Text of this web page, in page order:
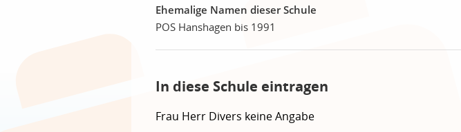
Ehemalige Namen dieser Schule
POS Hanshagen bis 1991
In diese Schule eintragen
Frau Herr Divers keine Angabe